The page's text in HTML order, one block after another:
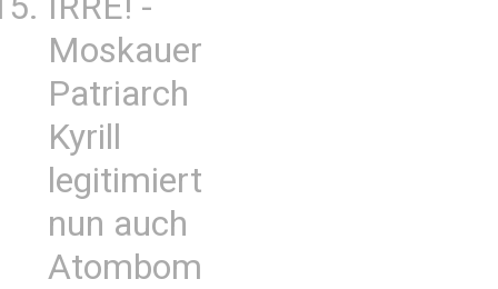
Moskauer
Patriarch
Kyrill
legitimiert
nun auch
Atombom